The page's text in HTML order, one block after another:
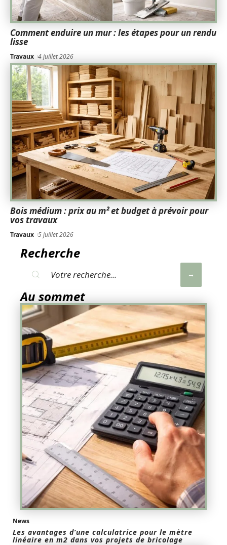
Comment enduire un mur : les étapes pour un rendu
lisse
Travaux 4 juillet 2026
Bois médium : prix au m² et budget à prévoir pour
vos travaux
Travaux 5 juillet 2026
Recherche
Au sommet
News
Les avantages d’une calculatrice pour le mètre
linéaire en m2 dans vos projets de bricolage